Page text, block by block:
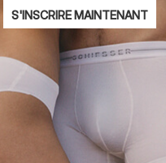
Adresse
mail
S'INSCRIRE MAINTENANT
Je suis intéressé par :
Mode masculine
des données